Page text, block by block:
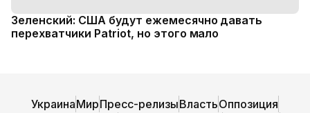
Зеленский: США будут ежемесячно давать
перехватчики Patriot, но этого мало
УкраинаМирПресс-релизыВластьОппозиция